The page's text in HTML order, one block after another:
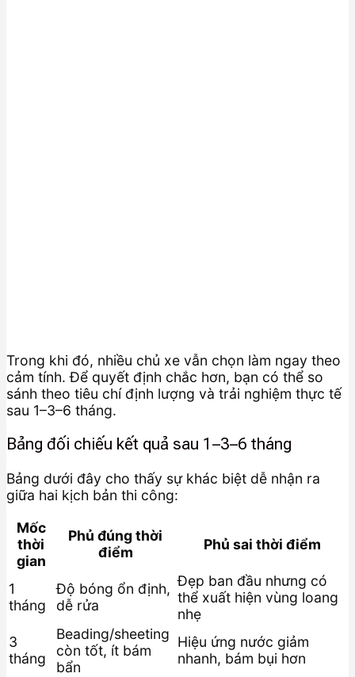
Trong khi đó, nhiều chủ xe vẫn chọn làm ngay theo
cảm tính. Để quyết định chắc hơn, bạn có thể so
sánh theo tiêu chí định lượng và trải nghiệm thực tế
sau 1–3–6 tháng.
Bảng đối chiếu kết quả sau 1–3–6 tháng
Bảng dưới đây cho thấy sự khác biệt dễ nhận ra
giữa hai kịch bản thi công:
Mốc
thời
gian
Phủ đúng thời
điểm
Phủ sai thời điểm
1
tháng
Độ bóng ổn định,
dễ rửa
Đẹp ban đầu nhưng có
thể xuất hiện vùng loang
nhẹ
3
tháng
Beading/sheeting
còn tốt, ít bám
bẩn
Hiệu ứng nước giảm
nhanh, bám bụi hơn